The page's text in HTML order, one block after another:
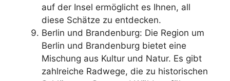
auf der Insel ermöglicht es Ihnen, all
diese Schätze zu entdecken.
Berlin und Brandenburg: Die Region um
Berlin und Brandenburg bietet eine
Mischung aus Kultur und Natur. Es gibt
zahlreiche Radwege, die zu historischen